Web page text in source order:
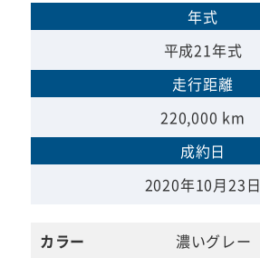
年式
平成21年式
走行距離
220,000 km
成約日
2020年10月23日
カラー
濃いグレー